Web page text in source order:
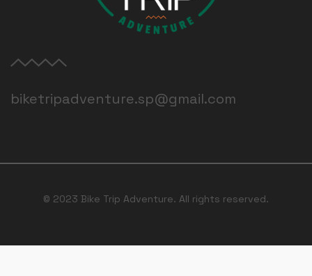
biketripadventure.sp@gmail.com
© 2023 Bike Trip Adventure. All rights reserved.